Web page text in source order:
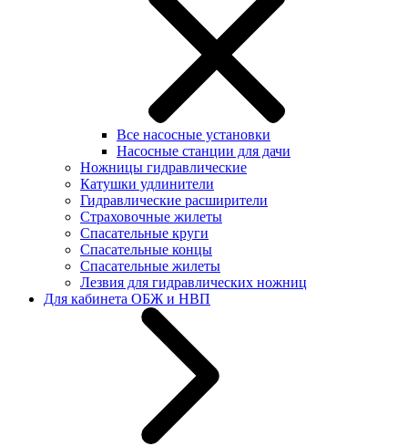
Все насосные установки
Насосные станции для дачи
Ножницы гидравлические
Катушки удлинители
Гидравлические расширители
Страховочные жилеты
Спасательные круги
Спасательные концы
Спасательные жилеты
Лезвия для гидравлических ножниц
Для кабинета ОБЖ и НВП